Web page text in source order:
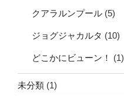
クアラルンプール (5)
ジョグジャカルタ (10)
どこかにビューン！ (1)
未分類 (1)